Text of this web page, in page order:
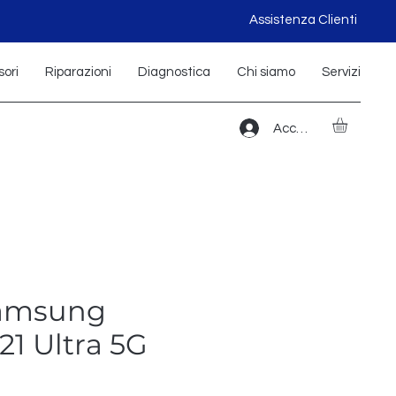
Assistenza Clienti
Riparazioni Diagnostica Chi siamo Servizi
Accedi
Ultra 5G